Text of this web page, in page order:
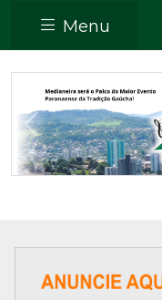
Menu
Previous